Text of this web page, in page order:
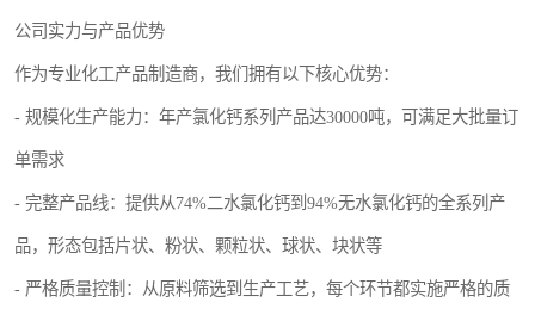
公司实力与产品优势
作为专业化工产品制造商，我们拥有以下核心优势：
- 规模化生产能力：年产氯化钙系列产品达30000吨，可满足大批量订
单需求
- 完整产品线：提供从74%二水氯化钙到94%无水氯化钙的全系列产
品，形态包括片状、粉状、颗粒状、球状、块状等
- 严格质量控制：从原料筛选到生产工艺，每个环节都实施严格的质